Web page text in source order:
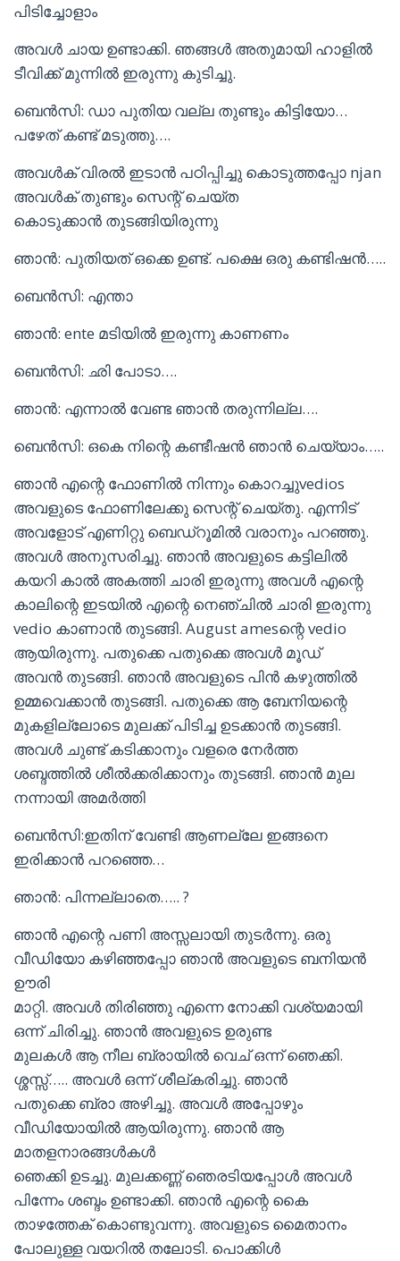
പിടിച്ചോളാം
അവൾ ചായ ഉണ്ടാക്കി. ഞങ്ങൾ അതുമായി ഹാളിൽ
ടീവിക്ക് മുന്നിൽ ഇരുന്നു കുടിച്ചു.
ബെൻസി: ഡാ പുതിയ വല്ല തുണ്ടും കിട്ടിയോ…
പഴേത് കണ്ട് മടുത്തു….
അവൾക് വിരൽ ഇടാൻ പഠിപ്പിച്ചു കൊടുത്തപ്പോ njan
അവൾക് തുണ്ടും സെന്റ് ചെയ്ത
കൊടുക്കാൻ തുടങ്ങിയിരുന്നു
ഞാൻ: പുതിയത് ഒക്കെ ഉണ്ട്. പക്ഷെ ഒരു കണ്ടിഷൻ…..
ബെൻസി: എന്താ
ഞാൻ: ente മടിയിൽ ഇരുന്നു കാണണം
ബെൻസി: ഛി പോടാ….
ഞാൻ: എന്നാൽ വേണ്ട ഞാൻ തരുന്നില്ല….
ബെൻസി: ഒകെ നിന്റെ കണ്ടീഷൻ ഞാൻ ചെയ്യാം…..
ഞാൻ എന്റെ ഫോണിൽ നിന്നും കൊറച്ചുvedios
അവളുടെ ഫോണിലേക്കു സെന്റ് ചെയ്തു. എന്നിട്
അവളോട് എണിറ്റു ബെഡ്‌റൂമിൽ വരാനും പറഞ്ഞു.
അവൾ അനുസരിച്ചു. ഞാൻ അവളുടെ കട്ടിലിൽ
കയറി കാൽ അകത്തി ചാരി ഇരുന്നു അവൾ എന്റെ
കാലിന്റെ ഇടയിൽ എന്റെ നെഞ്ചിൽ ചാരി ഇരുന്നു
vedio കാണാൻ തുടങ്ങി. August amesന്റെ vedio
ആയിരുന്നു. പതുക്കെ പതുക്കെ അവൾ മൂഡ്
അവൻ തുടങ്ങി. ഞാൻ അവളുടെ പിൻ കഴുത്തിൽ
ഉമ്മവെക്കാൻ തുടങ്ങി. പതുക്കെ ആ ബേനിയന്റെ
മുകളില്ലോടെ മുലക്ക് പിടിച്ച ഉടക്കാൻ തുടങ്ങി.
അവൾ ചുണ്ട് കടിക്കാനും വളരെ നേർത്ത
ശബ്ദത്തിൽ ശീൽക്കരിക്കാനും തുടങ്ങി. ഞാൻ മുല
നന്നായി അമർത്തി
ബെൻസി:ഇതിന് വേണ്ടി ആണല്ലേ ഇങ്ങനെ
ഇരിക്കാൻ പറഞ്ഞെ…
ഞാൻ: പിന്നല്ലാതെ….. ?
ഞാൻ എന്റെ പണി അസ്സലായി തുടർന്നു. ഒരു
വീഡിയോ കഴിഞ്ഞപ്പോ ഞാൻ അവളുടെ ബനിയൻ
ഊരി
മാറ്റി. അവൾ തിരിഞ്ഞു എന്നെ നോക്കി വശ്യമായി
ഒന്ന് ചിരിച്ചു. ഞാൻ അവളുടെ ഉരുണ്ട
മുലകൾ ആ നീല ബ്രായിൽ വെച് ഒന്ന് ഞെക്കി.
ശ്ശസ്സ്….. അവൾ ഒന്ന് ശീല്കരിച്ചു. ഞാൻ
പതുക്കെ ബ്രാ അഴിച്ചു. അവൾ അപ്പോഴും
വീഡിയോയിൽ ആയിരുന്നു. ഞാൻ ആ
മാതളനാരങ്ങൾകൾ
ഞെക്കി ഉടച്ചു. മുലക്കണ്ണ് ഞെരടിയപ്പോൾ അവൾ
പിന്നേം ശബ്ദം ഉണ്ടാക്കി. ഞാൻ എന്റെ കൈ
താഴത്തേക് കൊണ്ടുവന്നു. അവളുടെ മൈതാനം
പോലുള്ള വയറിൽ തലോടി. പൊക്കിൾ